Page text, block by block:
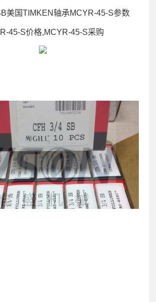
美国TIMKEN轴承MCYR-45-S参数
45-S价格,MCYR-45-S采购